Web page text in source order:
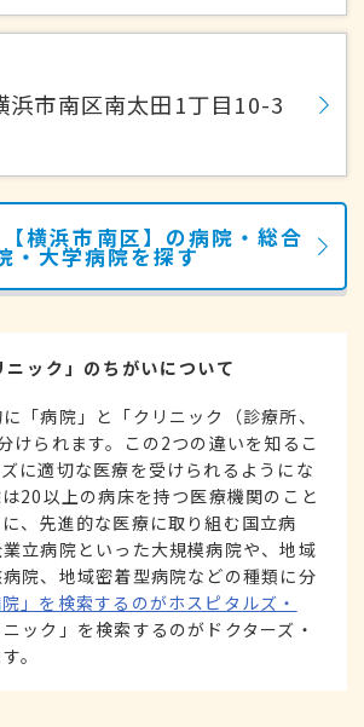
浜市南区南太田1丁目10-3
【横浜市南区】の病院・総合
・大学病院を探す
ニック」のちがいについて
「病院」と「クリニック（診療所、
けられます。この2つの違いを知るこ
に適切な医療を受けられるようにな
20以上の病床を持つ医療機関のこと
、先進的な医療に取り組む国立病
立病院といった大規模病院や、地域
院、地域密着型病院などの種類に分
院」を検索するのがホスピタルズ・
ック」を検索するのがドクターズ・
。